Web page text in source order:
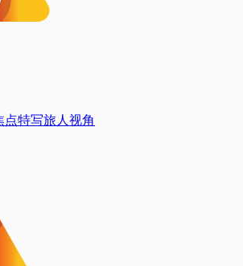
点特写旅人视角